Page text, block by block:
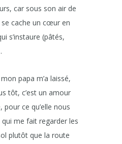
car sous son air de
cache un cœur en
s’instaure (pâtés,
papa m’a laissé,
tôt, c’est un amour
ce qu’elle nous
me fait regarder les
plutôt que la route